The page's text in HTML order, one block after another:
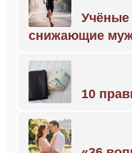
Учёные
снижающие
10